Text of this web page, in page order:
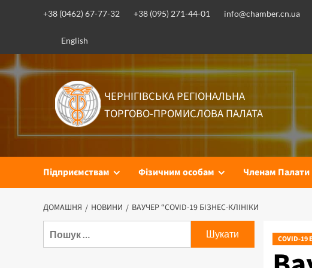
+38 (0462) 67-77-32 +38 (095) 271-44-01 info@chamber.cn.ua
English
ЧЕРНІГІВСЬКА РЕГІОНАЛЬНА
ТОРГОВО-ПРОМИСЛОВА ПАЛАТА
Підприємствам Фізичним особам Членам Палати
ДОМАШНЯ НОВИНИ ВАУЧЕР “COVID-19 БІЗНЕС-КЛІНІКИ
COVID-19